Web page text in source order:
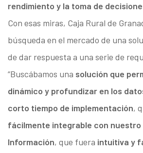
rendimiento y la toma de
Con esas miras, Caja Rural de
búsqueda en el mercado de una
de dar respuesta a una serie de
“Buscábamos una solución que
dinámico y profundizar en los
corto tiempo de implementación,
fácilmente integrable con nuestro
Información, que fuera intuitiva y